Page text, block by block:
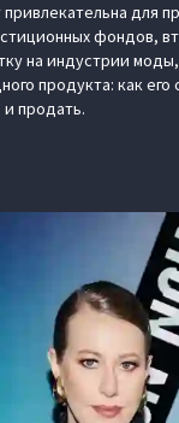
для
фондов,
на индустрии
продукта: как его
продать.